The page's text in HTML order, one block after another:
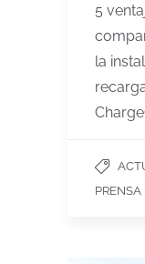
5
la
PRENSA